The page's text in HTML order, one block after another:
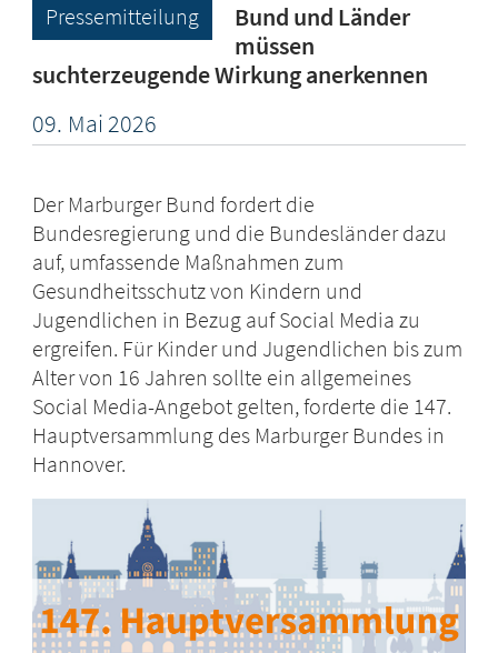
Pressemitteilung
Bund und Länder
müssen
suchterzeugende Wirkung anerkennen
09. Mai2026
Der Marburger Bund fordert die
Bundesregierung und die Bundesländer dazu
auf, umfassende Maßnahmen zum
Gesundheitsschutz von Kindern und
Jugendlichen in Bezug auf Social Media zu
ergreifen. Für Kinder und Jugendlichen bis zum
Alter von 16 Jahren sollte ein allgemeines
Social Media-Angebot gelten, forderte die 147.
Hauptversammlung des Marburger Bundes in
Hannover.